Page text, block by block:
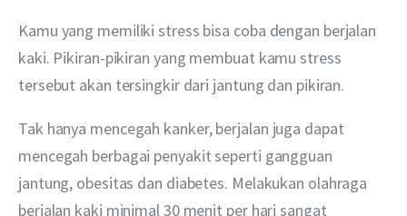
Kamu yang memiliki stress bisa coba dengan berjalan
kaki. Pikiran-pikiran yang membuat kamu stress
tersebut akan tersingkir dari jantung dan pikiran.
Tak hanya mencegah kanker, berjalan juga dapat
mencegah berbagai penyakit seperti gangguan
jantung, obesitas dan diabetes. Melakukan olahraga
berjalan kaki minimal 30 menit per hari sangat